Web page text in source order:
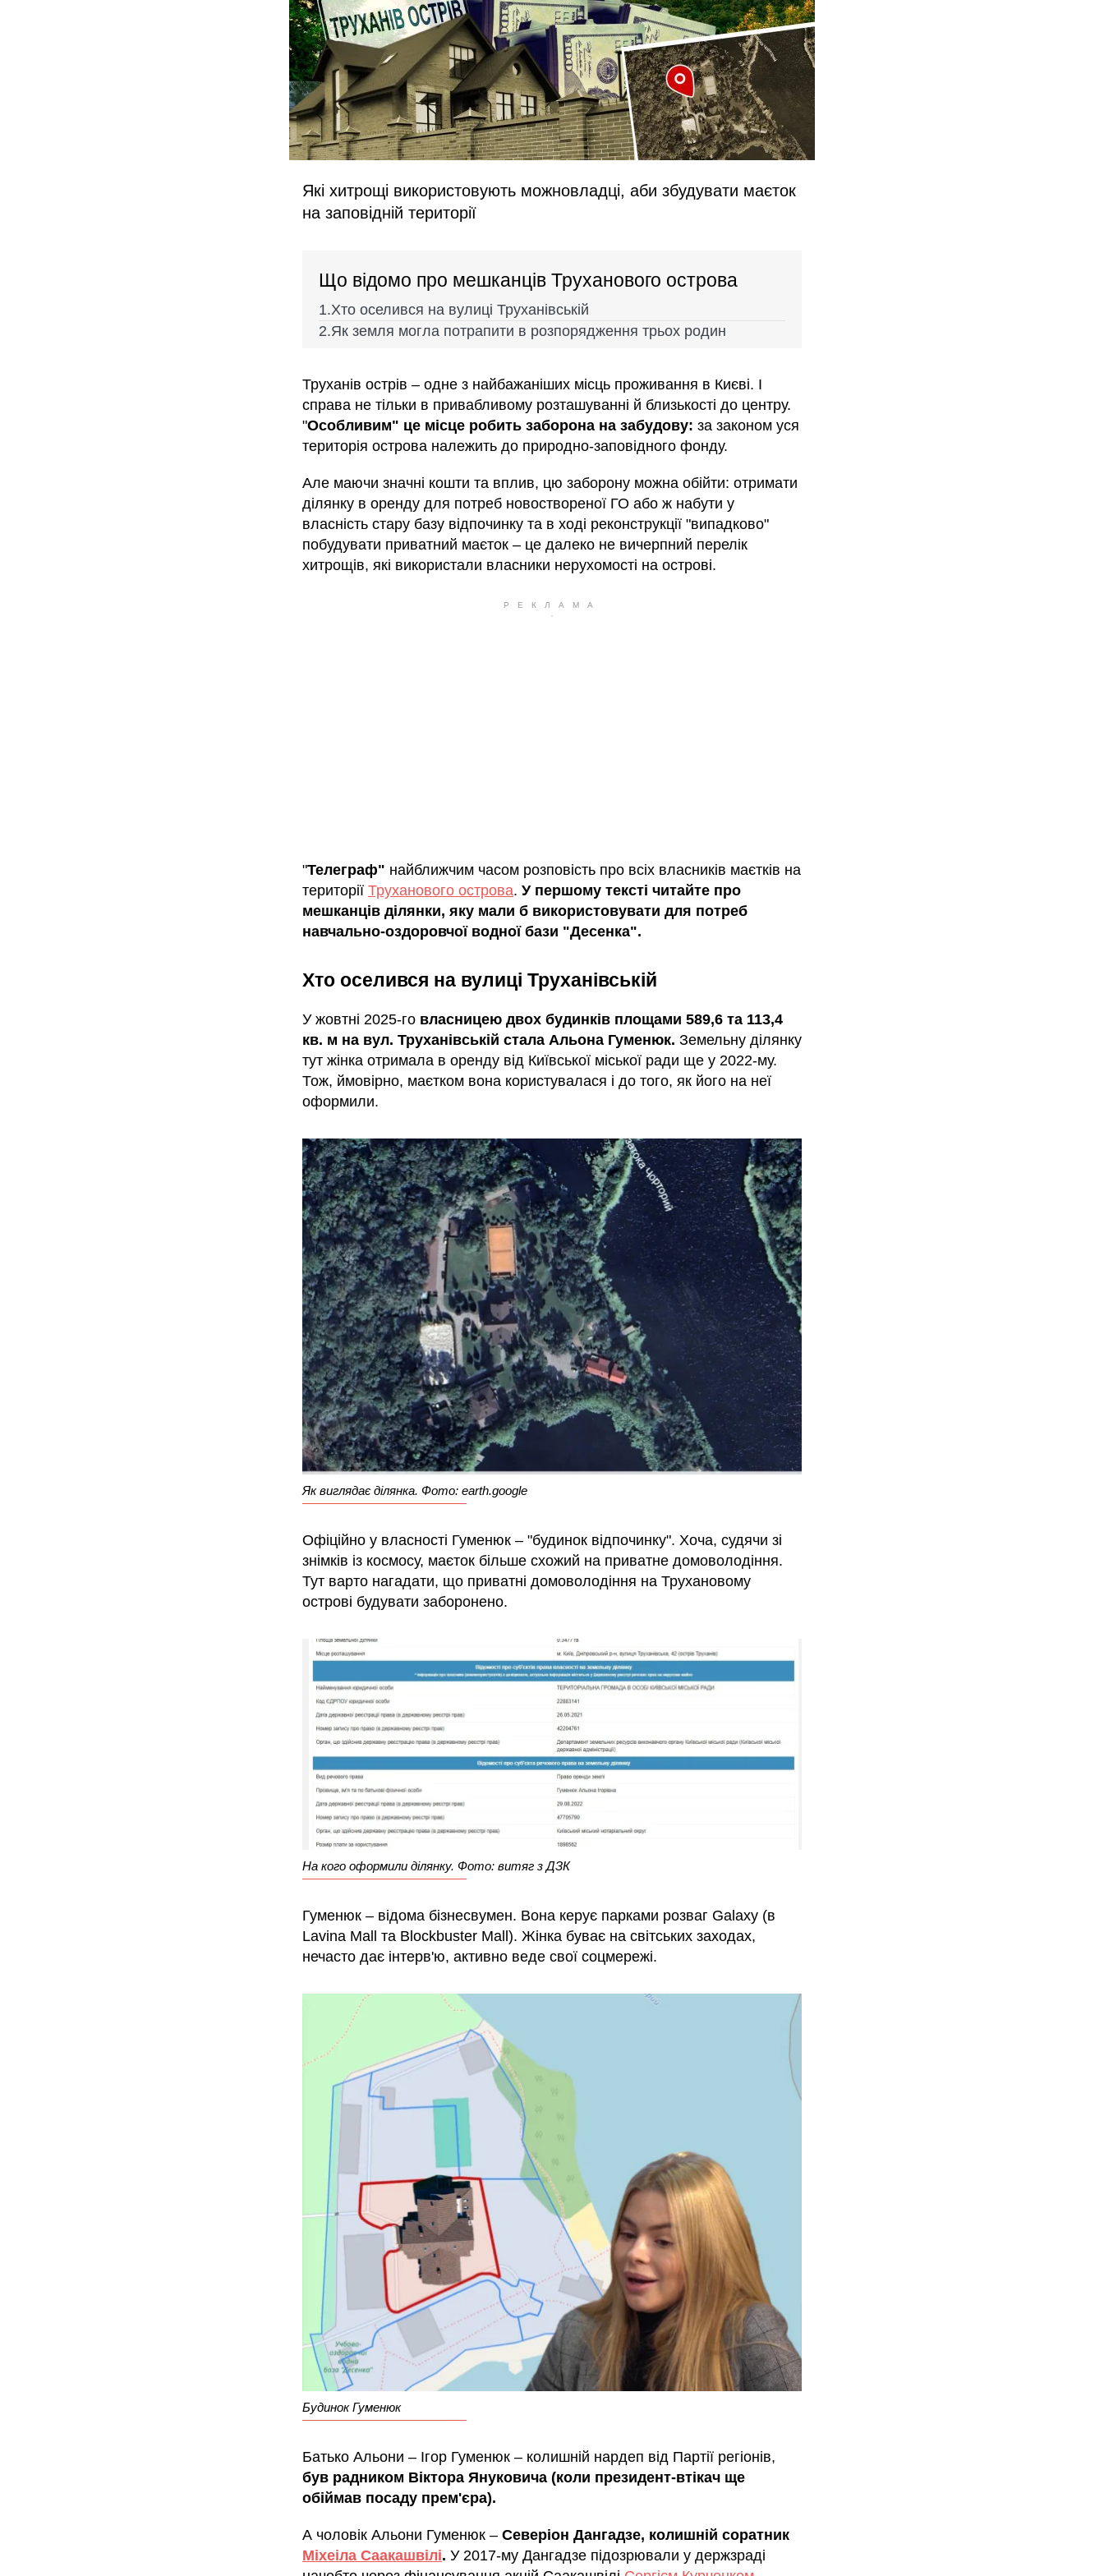
Які хитрощі використовують можновладці, аби збудувати маєток
на заповідній території
Що відомо про мешканців Труханового острова
Хто оселився на вулиці Труханівській
Як земля могла потрапити в розпорядження трьох родин
Труханів острів – одне з найбажаніших місць проживання в Києві. І
справа не тільки в привабливому розташуванні й близькості до центру.
"Особливим" це місце робить заборона на забудову: за законом уся
територія острова належить до природно-заповідного фонду.
Але маючи значні кошти та вплив, цю заборону можна обійти: отримати
ділянку в оренду для потреб новоствореної ГО або ж набути у
власність стару базу відпочинку та в ході реконструкції "випадково"
побудувати приватний маєток – це далеко не вичерпний перелік
хитрощів, які використали власники нерухомості на острові.
"Телеграф" найближчим часом розповість про всіх власників маєтків на
території Труханового острова. У першому тексті читайте про
мешканців ділянки, яку мали б використовувати для потреб
навчально-оздоровчої водної бази "Десенка".
Хто оселився на вулиці Труханівській
У жовтні 2025-го власницею двох будинків площами 589,6 та 113,4
кв. м на вул. Труханівській стала Альона Гуменюк. Земельну ділянку
тут жінка отримала в оренду від Київської міської ради ще у 2022-му.
Тож, ймовірно, маєтком вона користувалася і до того, як його на неї
оформили.
Як виглядає ділянка. Фото: earth.google
Офіційно у власності Гуменюк – "будинок відпочинку". Хоча, судячи зі
знімків із космосу, маєток більше схожий на приватне домоволодіння.
Тут варто нагадати, що приватні домоволодіння на Трухановому
острові будувати заборонено.
На кого оформили ділянку. Фото: витяг з ДЗК
Гуменюк – відома бізнесвумен. Вона керує парками розваг Galaxy (в
Lavina Mall та Blockbuster Mall). Жінка буває на світських заходах,
нечасто дає інтерв'ю, активно веде свої соцмережі.
Будинок Гуменюк
Батько Альони – Ігор Гуменюк – колишній нардеп від Партії регіонів,
був радником Віктора Януковича (коли президент-втікач ще
обіймав посаду прем'єра).
А чоловік Альони Гуменюк – Северіон Дангадзе, колишній соратник
Міхеіла Саакашвілі. У 2017-му Дангадзе підозрювали у держзраді